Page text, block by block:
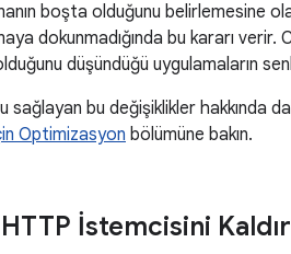
boşta olduğunu belirlemesine
dokunmadığında bu kararı verir.
düşündüğü uygulamaların
bu değişiklikler hakkında
Optimizasyon bölümüne bakın.
İstemcisini